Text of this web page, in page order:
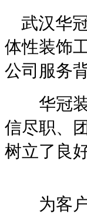
武汉华
体性装饰
公司服务
华冠装
信尽职、
树立了良
为客